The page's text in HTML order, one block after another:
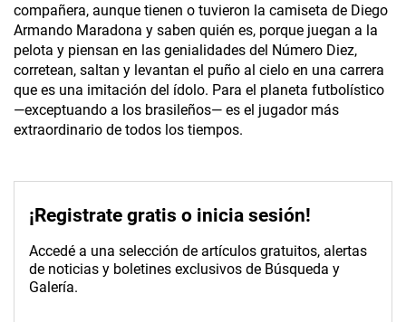
compañera, aunque tienen o tuvieron la camiseta de Diego
Armando Maradona y saben quién es, porque juegan a la
pelota y piensan en las genialidades del Número Diez,
corretean, saltan y levantan el puño al cielo en una carrera
que es una imitación del ídolo. Para el planeta futbolístico
—exceptuando a los brasileños— es el jugador más
extraordinario de todos los tiempos.
¡Registrate gratis o inicia sesión!
Accedé a una selección de artículos gratuitos, alertas
de noticias y boletines exclusivos de Búsqueda y
Galería.